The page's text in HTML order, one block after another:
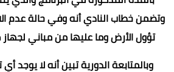
وتضمن خطاب النادي أنه وفي حالة عدم
تؤول الأرض وما عليها من مباني لجهاز
وبالمتابعة الدورية تبين أنه لا يوجد